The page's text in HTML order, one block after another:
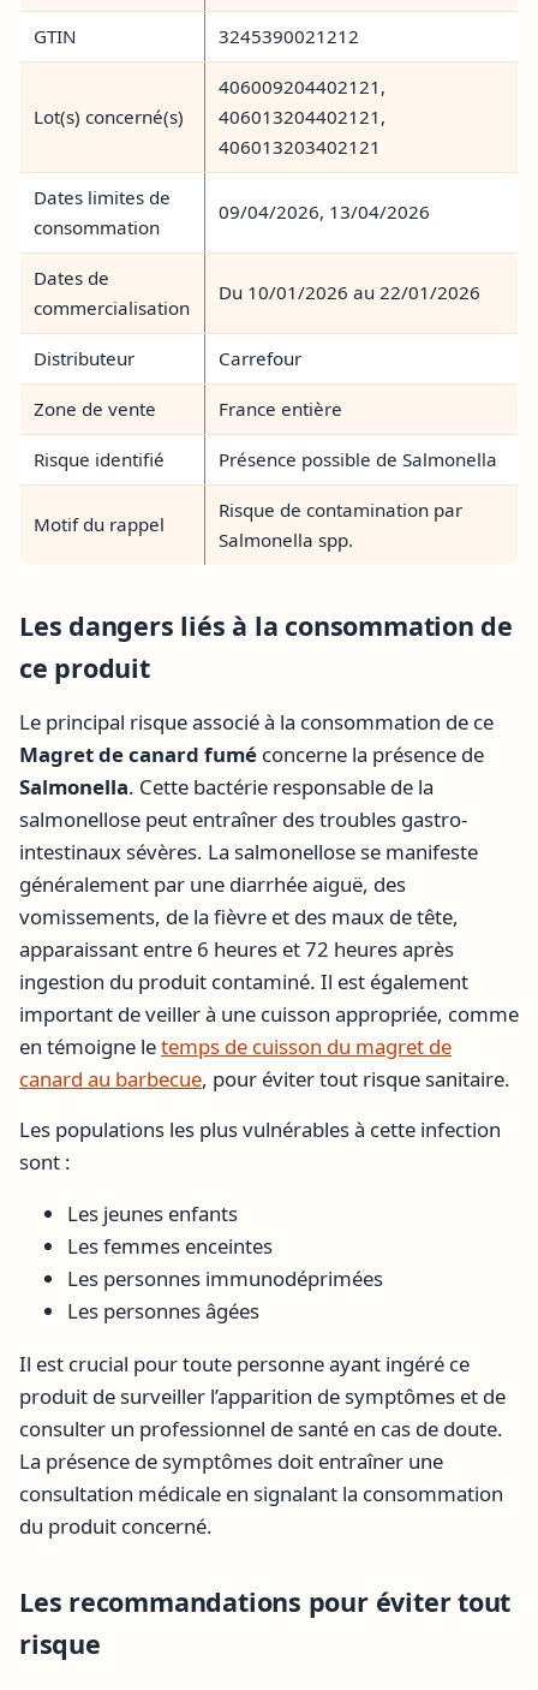
GTIN 3245390021212
Lot(s) concerné(s)
406009204402121,
406013204402121,
406013203402121
Dates limites de
consommation
09/04/2026, 13/04/2026
Dates de
commercialisation
Du 10/01/2026 au 22/01/2026
Distributeur Carrefour
Zone de vente France entière
Risque identifié Présence possible de Salmonella
Motif du rappel
Risque de contamination par
Salmonella spp.
Les dangers liés à la consommation de
ce produit
Le principal risque associé à la consommation de ce
Magret de canard fumé concerne la présence de
Salmonella. Cette bactérie responsable de la
salmonellose peut entraîner des troubles gastro-
intestinaux sévères. La salmonellose se manifeste
généralement par une diarrhée aiguë, des
vomissements, de la fièvre et des maux de tête,
apparaissant entre 6 heures et 72 heures après
ingestion du produit contaminé. Il est également
important de veiller à une cuisson appropriée, comme
en témoigne letemps de cuisson du magret de
canard au barbecue, pour éviter tout risque sanitaire.
Les populations les plus vulnérables à cette infection
sont :
Les jeunes enfants
Les femmes enceintes
Les personnes immunodéprimées
Les personnes âgées
Il est crucial pour toute personne ayant ingéré ce
produit de surveiller l’apparition de symptômes et de
consulter un professionnel de santé en cas de doute.
La présence de symptômes doit entraîner une
consultation médicale en signalant la consommation
du produit concerné.
Les recommandations pour éviter tout
risque